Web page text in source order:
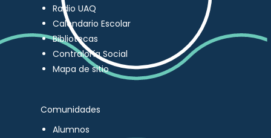
Radio UAQ
Calendario Escolar
Bibliotecas
Contraloría Social
Mapa de sitio
Comunidades
Alumnos